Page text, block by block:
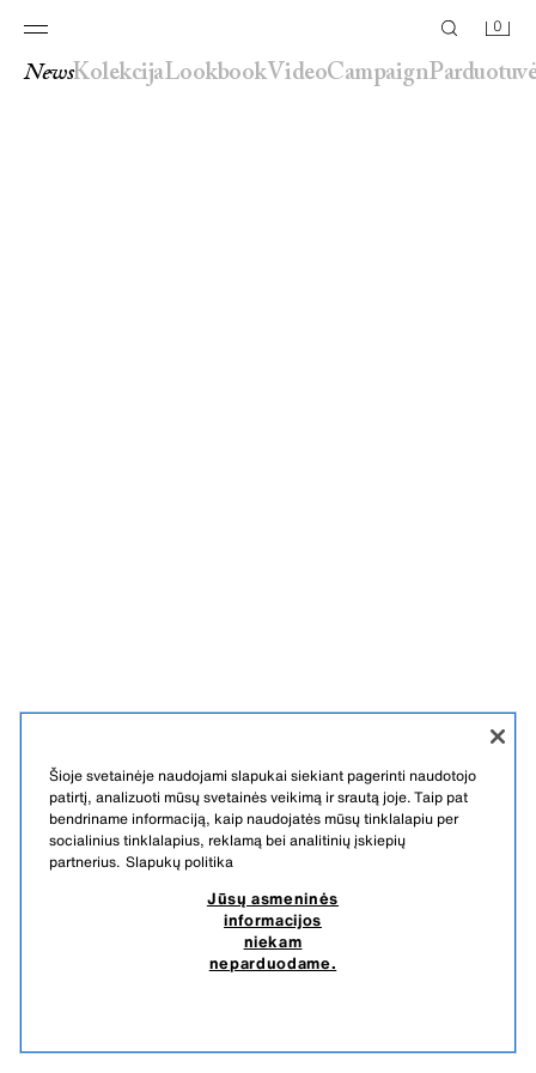
0
news kolekcija lookbook video campaign
Šioje svetainėje naudojami slapukai siekiant pagerinti naudotojo
patirtį, analizuoti mūsų svetainės veikimą ir srautą joje. Taip pat
bendriname informaciją, kaip naudojatės mūsų tinklalapiu per
socialinius tinklalapius, reklamą bei analitinių įskiepių
partnerius. Slapukų politika
Jūsų asmeninės
informacijos
niekam
neparduodame.